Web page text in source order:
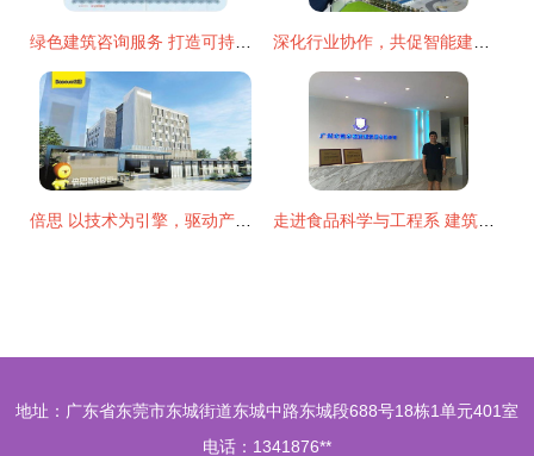
地址：广东省东莞市东城街道东城中路东城段688号18栋1单元401室
电话：1341876**